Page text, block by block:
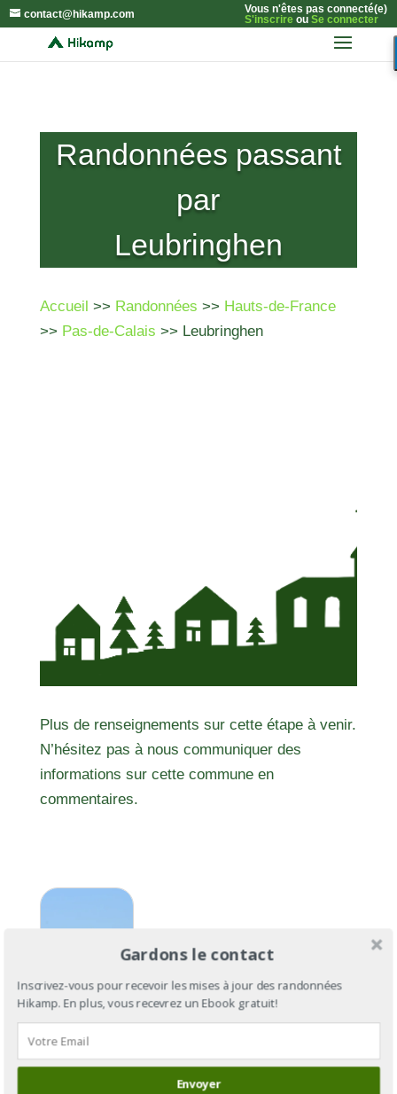
contact@hikamp.com
Vous n'êtes pas connecté(e)
S'inscrireou Se connecter
Randonnées passant
par
Leubringhen
Accueil >> Randonnées >> Hauts-de-France
>> Pas-de-Calais >> Leubringhen
Plus de renseignements sur cette étape à venir.
N’hésitez pas à nous communiquer des
informations sur cette commune en
commentaires.
Via
Francigena
Gardons le contact
Inscrivez-vous pour recevoir les mises à jour des randonnées
Hikamp. En plus, vous recevrez un Ebook gratuit!
Envoyer